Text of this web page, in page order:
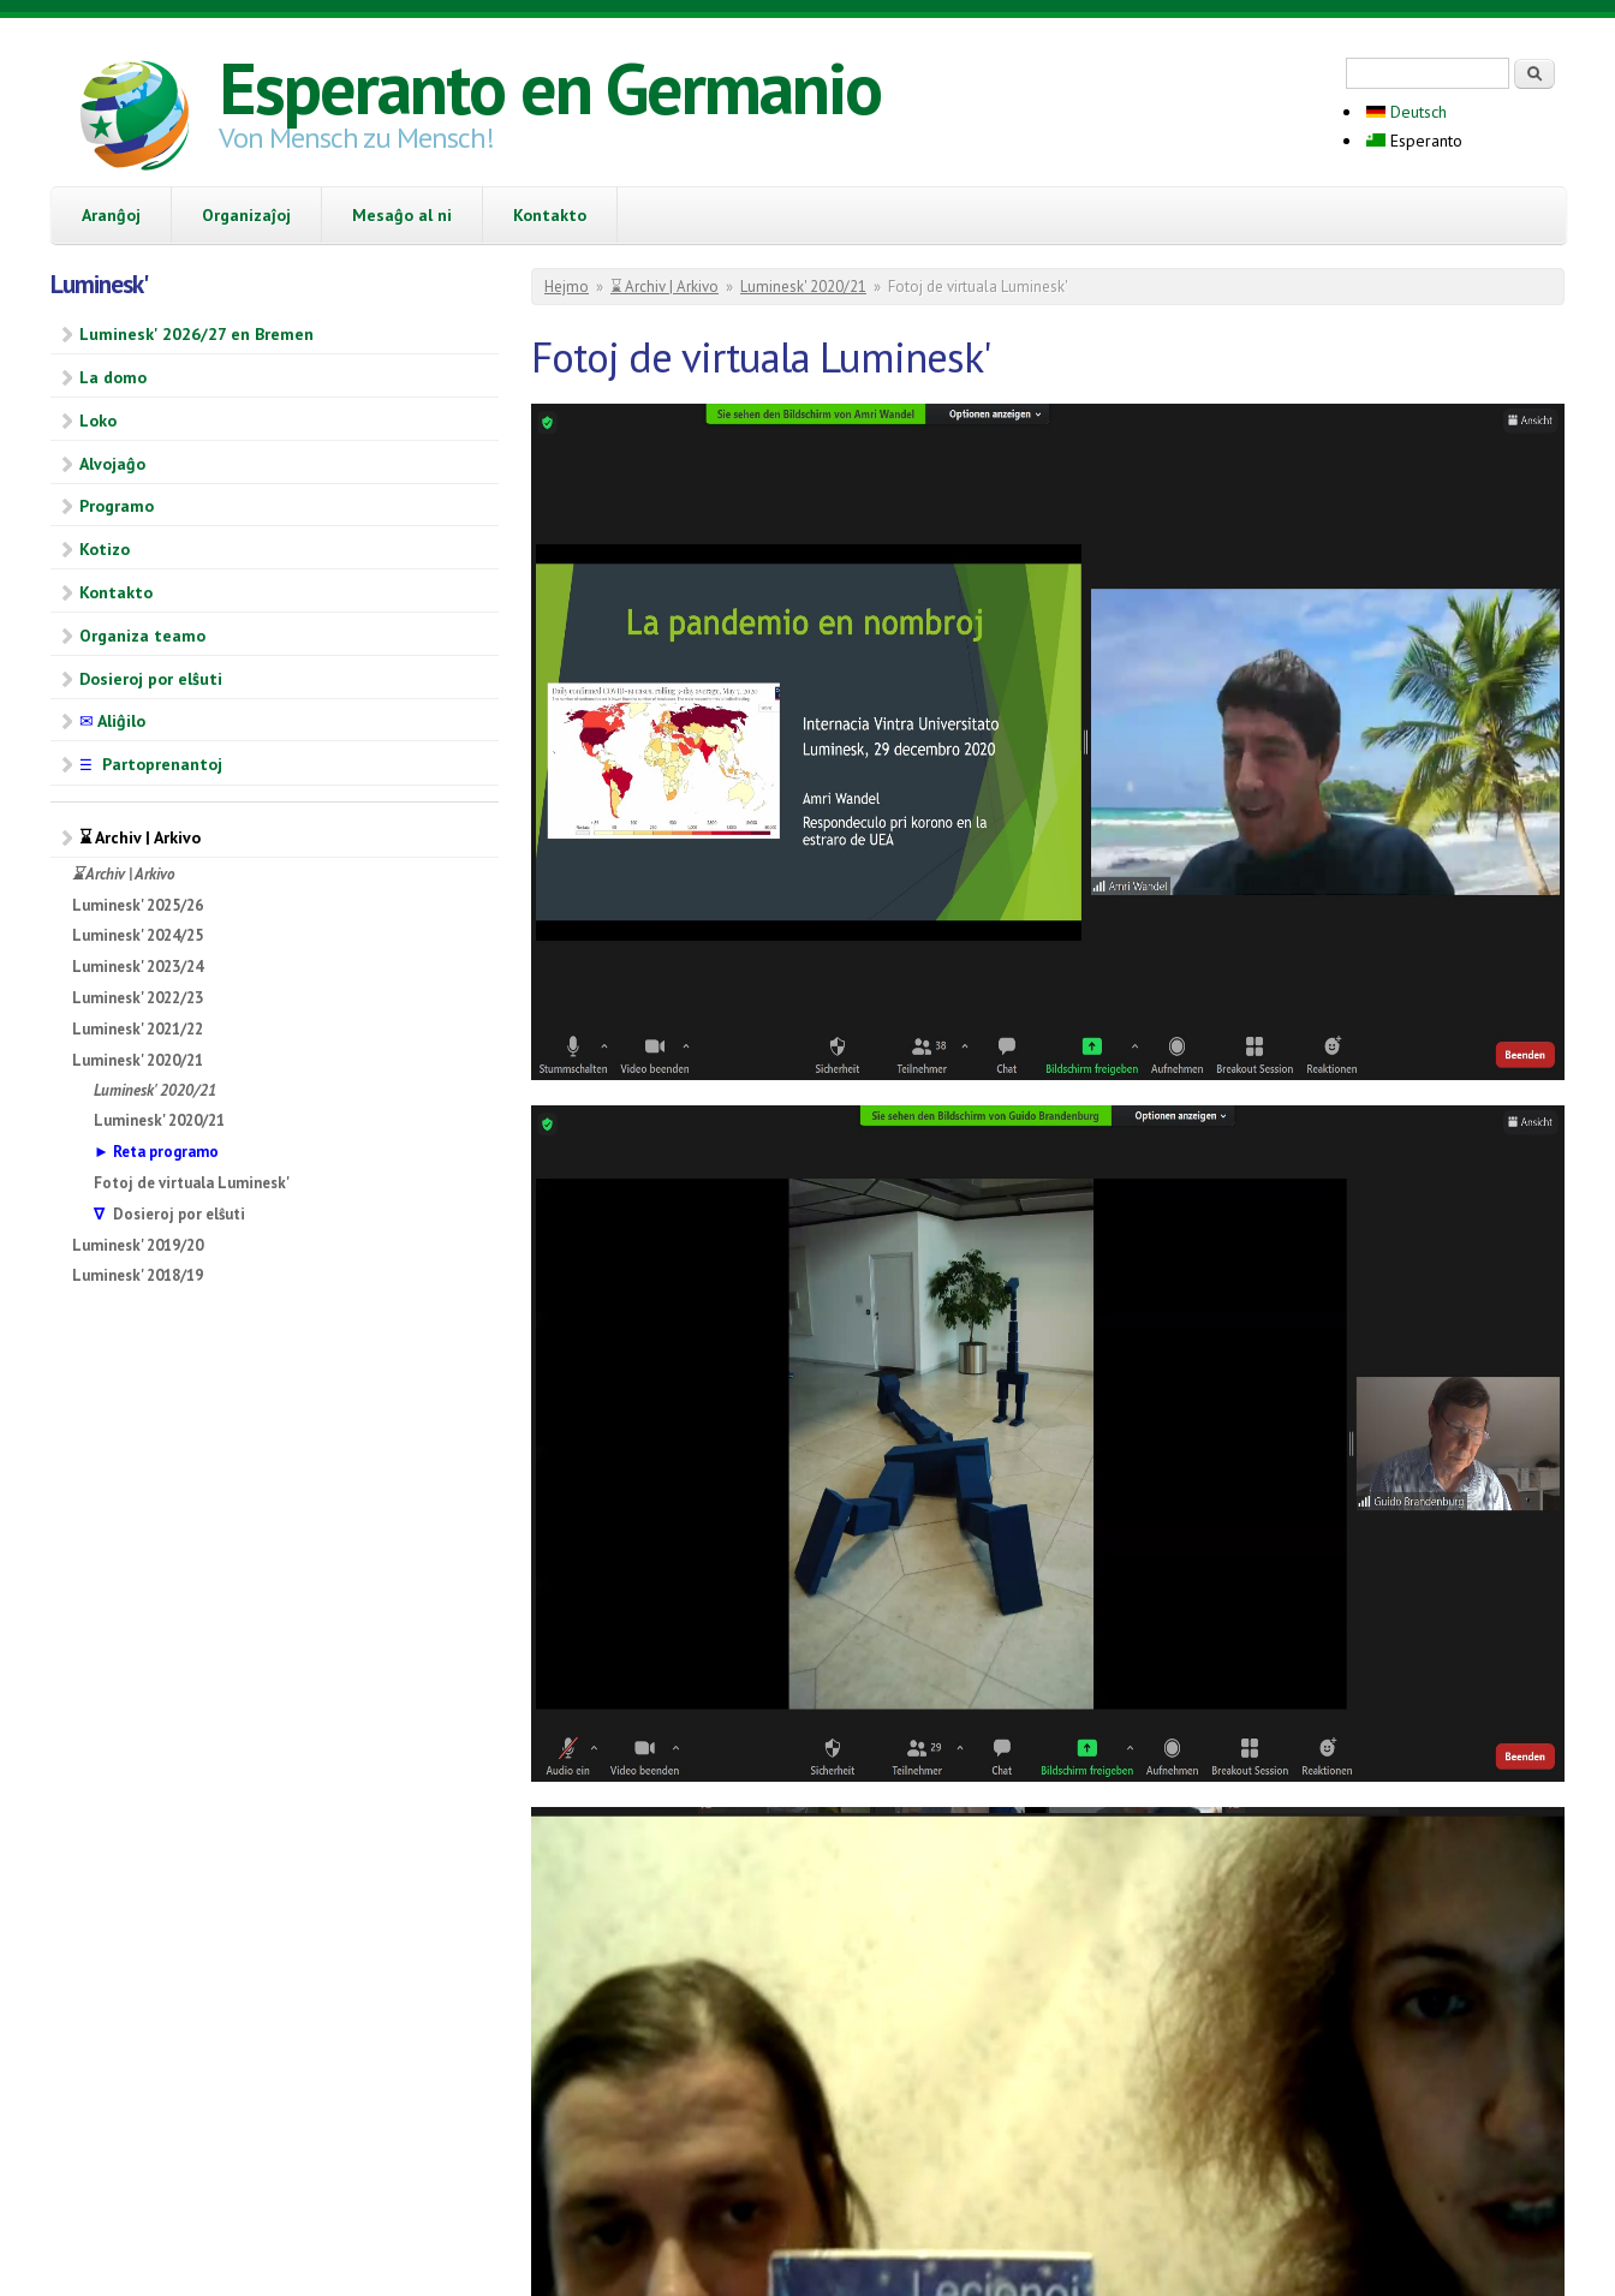
Skip to main content
Esperanto en Germanio
Von Mensch zu Mensch!
Deutsch
Esperanto
Aranĝoj Organizaĵoj Mesaĝo al ni Kontakto
Luminesk'
Luminesk' 2026/27 en Bremen
La domo
Loko
Alvojaĝo
Programo
Kotizo
Kontakto
Organiza teamo
Dosieroj por elŝuti
✉ Aliĝilo
☰ Partoprenantoj
⌛ Archiv | Arkivo
⌛ Archiv | Arkivo
Luminesk' 2025/26
Luminesk' 2024/25
Luminesk' 2023/24
Luminesk' 2022/23
Luminesk' 2021/22
Luminesk' 2020/21
Luminesk' 2020/21
Luminesk' 2020/21
► Reta programo
Fotoj de virtuala Luminesk'
∇Dosieroj por elŝuti
Luminesk' 2019/20
Luminesk' 2018/19
You are here
Hejmo » ⌛ Archiv | Arkivo » Luminesk' 2020/21 » Fotoj de virtuala Luminesk'
Fotoj de virtuala Luminesk'